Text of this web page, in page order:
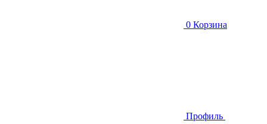
0 Корзина
Профиль